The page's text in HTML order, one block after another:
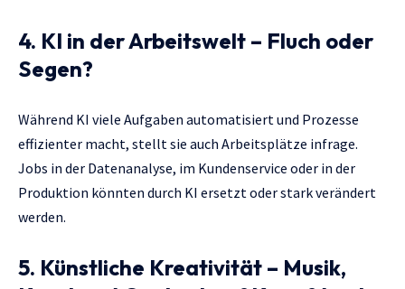
4. KI in der Arbeitswelt – Fluch oder
Segen?
Während KI viele Aufgaben automatisiert und Prozesse
effizienter macht, stellt sie auch Arbeitsplätze infrage.
Jobs in der Datenanalyse, im Kundenservice oder in der
Produktion könnten durch KI ersetzt oder stark verändert
werden.
5. Künstliche Kreativität – Musik,